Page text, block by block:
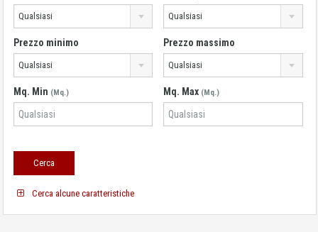
Qualsiasi Qualsiasi
Prezzo minimo
Qualsiasi
Prezzo massimo
Qualsiasi
Mq. Min (Mq.) Mq. Max (Mq.)
Cerca alcune caratteristiche